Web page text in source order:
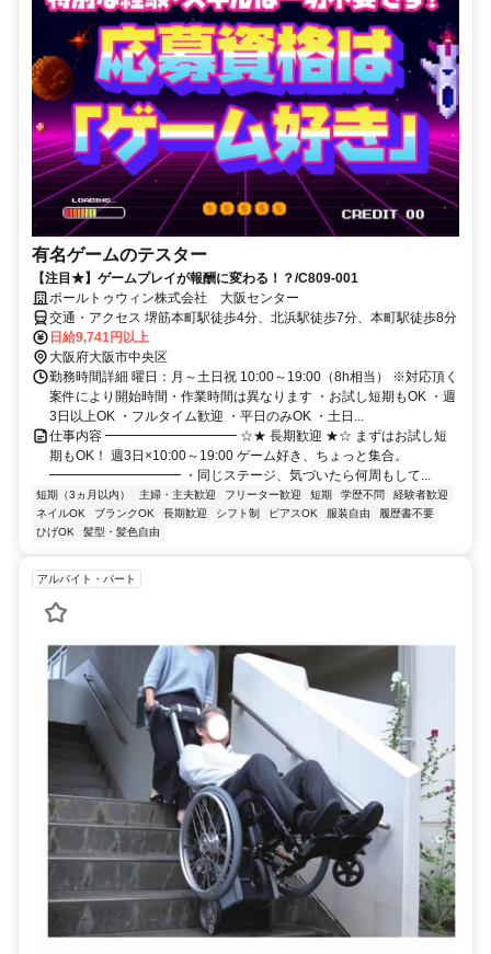
有名ゲームのテスター
【注目★】ゲームプレイが報酬に変わる！？/C809-001
ポールトゥウィン株式会社 大阪センター
交通・アクセス 堺筋本町駅徒歩4分、北浜駅徒歩7分、本町駅徒歩8分
日給9,741円以上
大阪府大阪市中央区
勤務時間詳細 曜日：月～土日祝 10:00～19:00（8h相当） ※対応頂く
案件により開始時間・作業時間は異なります ・お試し短期もOK ・週
3日以上OK ・フルタイム歓迎 ・平日のみOK ・土日...
仕事内容 ━━━━━━━━━━ ☆★ 長期歓迎 ★☆ まずはお試し短
期もOK！ 週3日×10:00～19:00 ゲーム好き、ちょっと集合。
━━━━━━━━━━ ・同じステージ、気づいたら何周もして...
短期（3ヵ月以内） 主婦・主夫歓迎 フリーター歓迎 短期 学歴不問
経験者歓迎
ネイルOK
ブランクOK 長期歓迎 シフト制 ピアスOK 服装自由
履歴書不要
ひげOK
髪型・髪色自由
アルバイト・パート